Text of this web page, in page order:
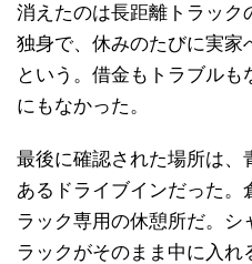
消えたのは長距離トラック
独身で、休みのたびに実家
という。借金もトラブルも
にもなかった。
最後に確認された場所は、
あるドライブインだった。
ラック専用の休憩所だ。シ
ラックがそのまま中に入